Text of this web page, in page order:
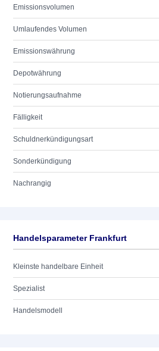
Emissionsvolumen
Umlaufendes Volumen
Emissionswährung
Depotwährung
Notierungsaufnahme
Fälligkeit
Schuldnerkündigungsart
Sonderkündigung
Nachrangig
Handelsparameter Frankfurt
Kleinste handelbare Einheit
Spezialist
Handelsmodell